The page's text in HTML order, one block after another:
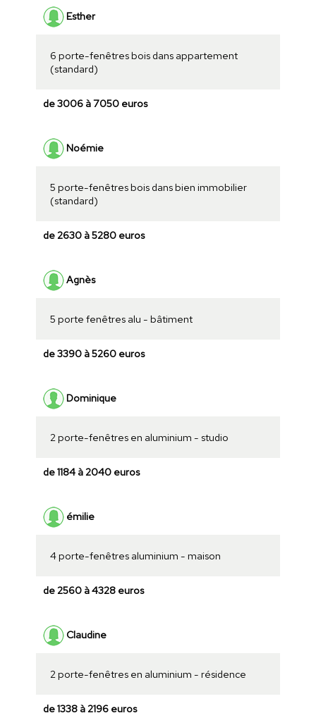
Esther
6 porte-fenêtres bois dans appartement
(standard)
de 3006 à 7050 euros
Noémie
5 porte-fenêtres bois dans bien immobilier
(standard)
de 2630 à 5280 euros
Agnès
5 porte fenêtres alu - bâtiment
de 3390 à 5260 euros
Dominique
2 porte-fenêtres en aluminium - studio
de 1184 à 2040 euros
émilie
4 porte-fenêtres aluminium - maison
de 2560 à 4328 euros
Claudine
2 porte-fenêtres en aluminium - résidence
de 1338 à 2196 euros